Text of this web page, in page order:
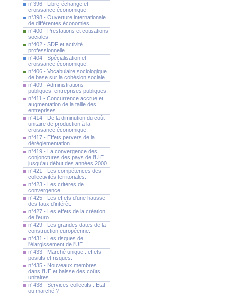
n°396 - Libre-échange et
croissance économique
n°398 - Ouverture internationale
de différentes économies.
n°400 - Prestations et cotisations
sociales.
n°402 - SDF et activité
professionnelle
n°404 - Spécialisation et
croissance économique.
n°406 - Vocabulaire sociologique
de base sur la cohésion sociale.
n°409 - Administrations
publiques, entreprises publiques.
n°411 - Concurrence accrue et
augmentation de la taille des
entreprises.
n°414 - De la diminution du coût
unitaire de production à la
croissance économique.
n°417 - Effets pervers de la
déréglementation.
n°419 - La convergence des
conjonctures des pays de l'U.E.
jusqu'au début des années 2000.
n°421 - Les compétences des
collectivités territoriales.
n°423 - Les critères de
convergence.
n°425 - Les effets d'une hausse
des taux d'intérêt.
n°427 - Les effets de la création
de l'euro.
n°429 - Les grandes dates de la
construction européenne.
n°431 - Les risques de
l'élargissement de l'UE.
n°433 - Marché unique : effets
positifs et risques.
n°435 - Nouveaux membres
dans l'UE et baisse des coûts
unitaires..
n°438 - Services collectifs : Etat
ou marché ?